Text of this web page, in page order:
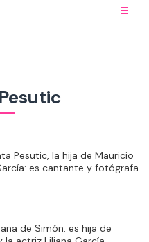
Pesutic, la hija de Mauricio
es cantante y fotógrafa
de Simón: es hija de